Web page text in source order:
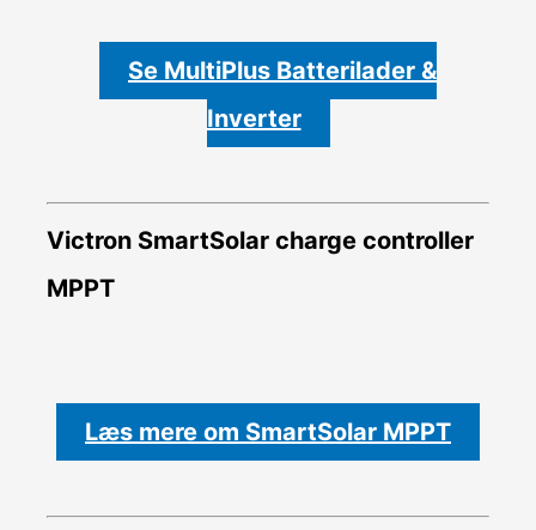
Se MultiPlus Batterilader &
Inverter
Victron SmartSolar charge controller
MPPT
Læs mere om SmartSolar MPPT